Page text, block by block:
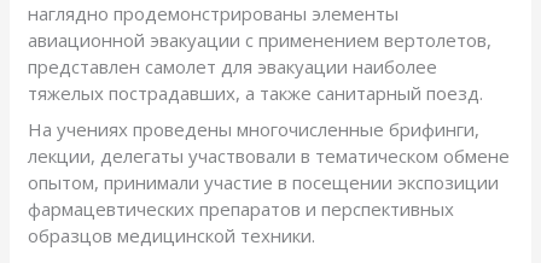
наглядно продемонстрированы элементы
авиационной эвакуации с применением вертолетов,
представлен самолет для эвакуации наиболее
тяжелых пострадавших, а также санитарный поезд.
На учениях проведены многочисленные брифинги,
лекции, делегаты участвовали в тематическом обмене
опытом, принимали участие в посещении экспозиции
фармацевтических препаратов и перспективных
образцов медицинской техники.